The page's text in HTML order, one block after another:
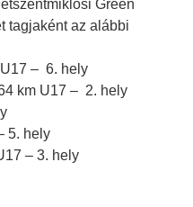
Green
tagjaként az alábbi
– 6. hely
km U17 – 2. hely
5. hely
– 3. hely